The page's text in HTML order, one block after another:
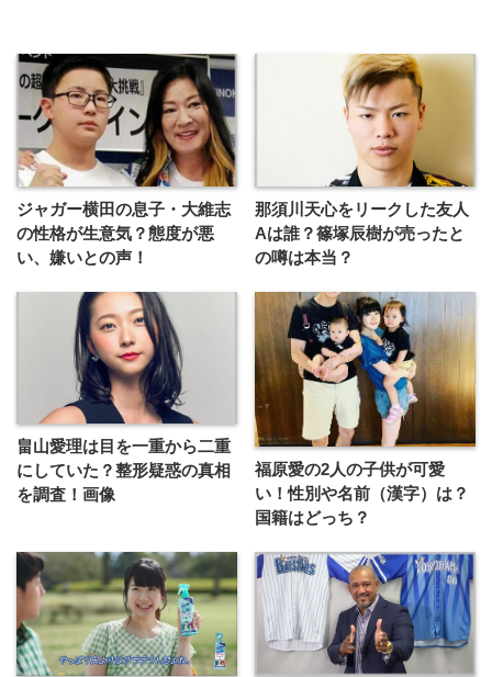
ジャガー横田の息子・大維志
の性格が生意気？態度が悪
い、嫌いとの声！
那須川天心をリークした友人
Aは誰？篠塚辰樹が売ったと
の噂は本当？
畠山愛理は目を一重から二重
にしていた？整形疑惑の真相
を調査！画像
福原愛の2人の子供が可愛
い！性別や名前（漢字）は？
国籍はどっち？